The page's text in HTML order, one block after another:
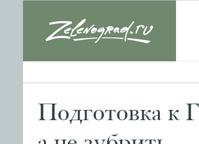
Подготовка к